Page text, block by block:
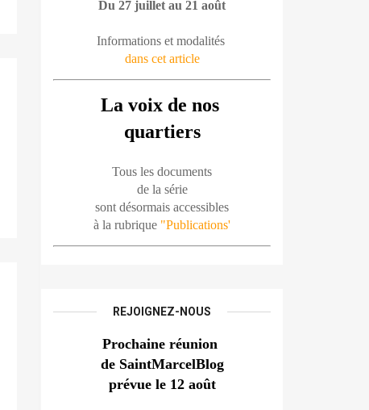
Du 27 juillet au 21 août
Informations et modalités
dans cet article
La voix de nos
quartiers
Tous les documents
de la série
sont désormais accessibles
à la rubrique "Publications'
REJOIGNEZ-NOUS
Prochaine réunion
de SaintMarcelBlog
prévue le 12 août